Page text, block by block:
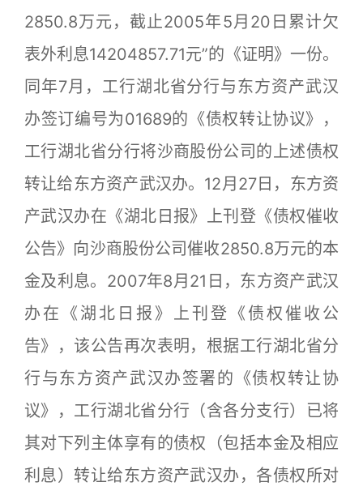
2850.8万元，截止2005年5月20日累计欠
表外利息14204857.71元”的《证明》一份。
同年7月，工行湖北省分行与东方资产武汉
办签订编号为01689的《债权转让协议》，
工行湖北省分行将沙商股份公司的上述债权
转让给东方资产武汉办。12月27日，东方资
产武汉办在《湖北日报》上刊登《债权催收
公告》向沙商股份公司催收2850.8万元的本
金及利息。2007年8月21日，东方资产武汉
办在《湖北日报》上刊登《债权催收公
告》，该公告再次表明，根据工行湖北省分
行与东方资产武汉办签署的《债权转让协
议》，工行湖北省分行（含各分支行）已将
其对下列主体享有的债权（包括本金及相应
利息）转让给东方资产武汉办，各债权所对